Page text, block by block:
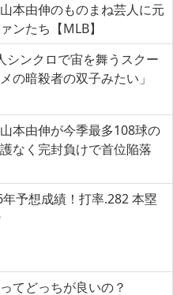
山本由伸のものまね芸人に元
ンたち【MLB】
シンクロで宙を舞うスクー
の暗殺者の双子みたい」
山本由伸が今季最多108球の
なく完封負けで首位陥落
予想成績！打率.282 本塁
てどっちが良いの？